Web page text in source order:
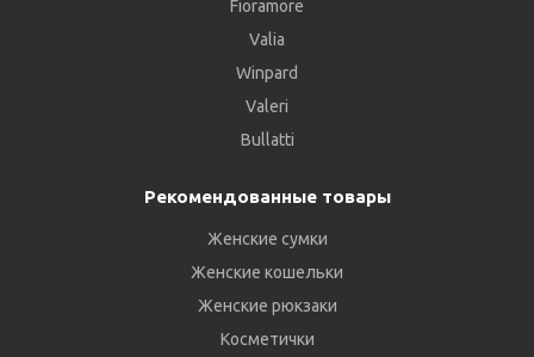
Fioramore
Valia
Winpard
Valeri
Bullatti
Рекомендованные товары
Женские сумки
Женские кошельки
Женские рюкзаки
Косметички